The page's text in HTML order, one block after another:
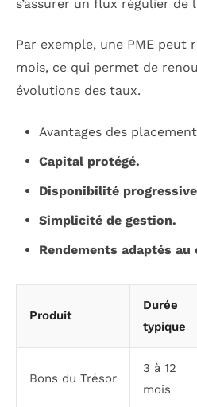
s’assurer un flux régulier
Par exemple, une PME peut
mois, ce qui permet de
évolutions des taux.
Avantages des
Capital protégé.
Disponibilité
Simplicité de gestion.
Rendements adaptés
Produit
Durée
typique
Bons du Trésor
3 à 12
mois